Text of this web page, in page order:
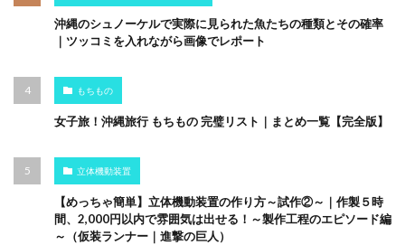
沖縄のシュノーケルで実際に見られた魚たちの種類とその確率
｜ツッコミを入れながら画像でレポート
もちもの
女子旅！沖縄旅行 もちもの 完璧リスト｜まとめ一覧【完全版】
立体機動装置
【めっちゃ簡単】立体機動装置の作り方～試作②～｜作製５時
間、2,000円以内で雰囲気は出せる！～製作工程のエピソード編
～（仮装ランナー｜進撃の巨人）